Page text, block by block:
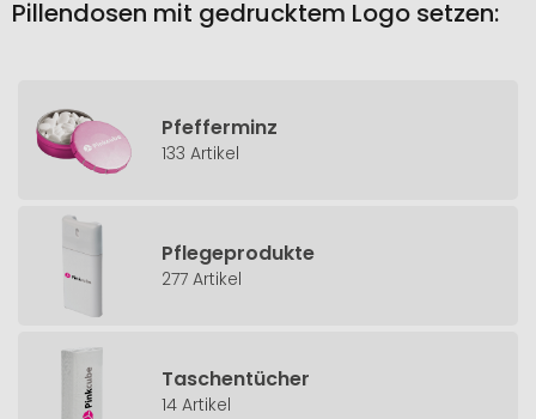
Pillendosen mit gedrucktem Logo setzen:
Pfefferminz
133 Artikel
Pflegeprodukte
277 Artikel
Taschentücher
14 Artikel